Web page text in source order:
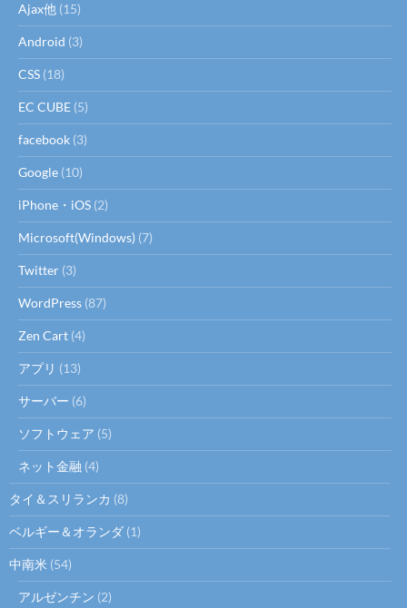
Ajax他 (15)
Android (3)
CSS (18)
EC CUBE (5)
facebook (3)
Google (10)
iPhone・iOS (2)
Microsoft(Windows) (7)
Twitter (3)
WordPress (87)
Zen Cart (4)
アプリ (13)
サーバー (6)
ソフトウェア (5)
ネット金融 (4)
タイ＆スリランカ (8)
ベルギー＆オランダ (1)
中南米 (54)
アルゼンチン (2)